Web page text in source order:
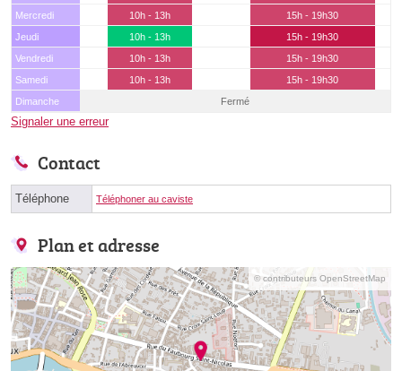
Mercredi
10h - 13h
15h - 19h30
Jeudi
10h - 13h
15h - 19h30
Vendredi
10h - 13h
15h - 19h30
Samedi
10h - 13h
15h - 19h30
Dimanche
Fermé
Signaler une erreur
Contact
Téléphone Téléphoner au caviste
Plan et adresse
© contributeurs OpenStreetMap